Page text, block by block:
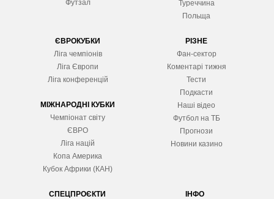
Футзал
Туреччина
Польща
ЄВРОКУБКИ
Ліга чемпіонів
Ліга Європи
Ліга конференцій
МІЖНАРОДНІ КУБКИ
Чемпіонат світу
ЄВРО
Ліга націй
Копа Америка
Кубок Африки (КАН)
РІЗНЕ
Фан-сектор
Коментарі тижня
Тести
Подкасти
Наші відео
Футбол на ТБ
Прогнози
Новини казино
СПЕЦПРОЄКТИ
ІНФО